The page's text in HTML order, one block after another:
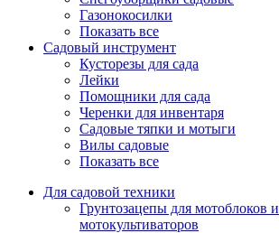
Газонокосилки
Показать все
Садовый инструмент
Кусторезы для сада
Лейки
Помощники для сада
Черенки для инвентаря
Садовые тяпки и мотыги
Вилы садовые
Показать все
Для садовой техники
Грунтозацепы для мотоблоков и
мотокультиваторов